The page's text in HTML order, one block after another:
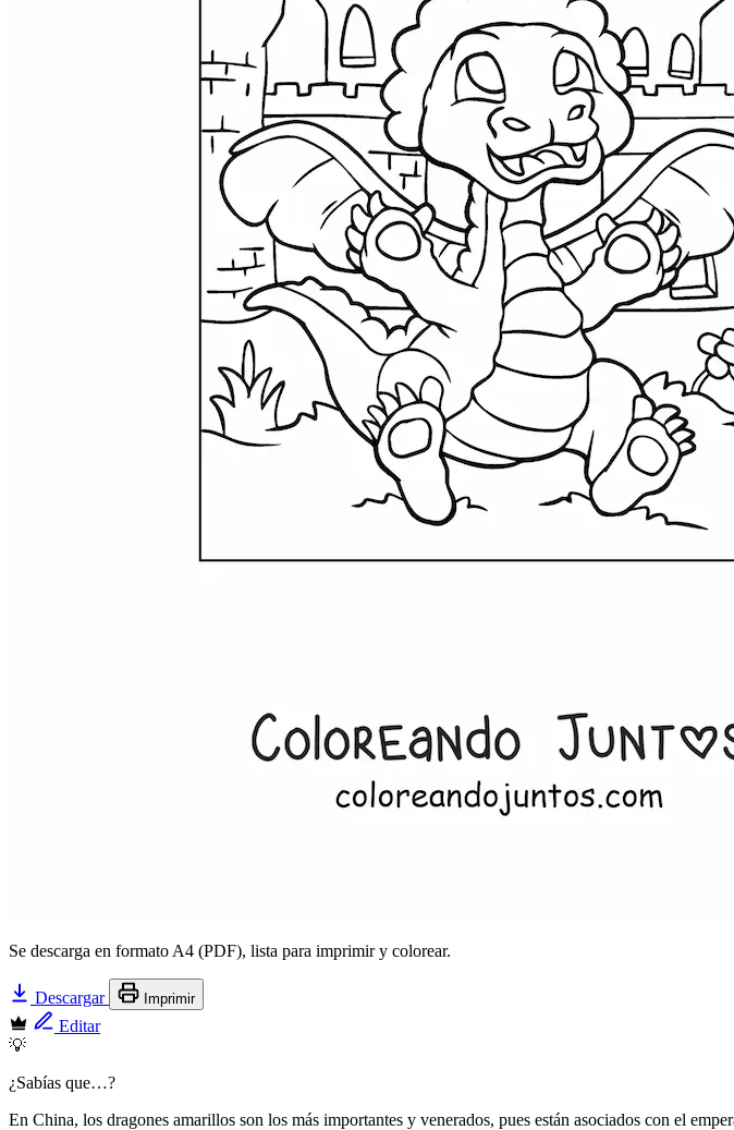
Se descarga en formato A4 (PDF), lista para imprimir y colorear.
Descargar Imprimir
Editar
💡
¿Sabías que…?
En China, los dragones amarillos son los más importantes y venerados, pues están asociados con el